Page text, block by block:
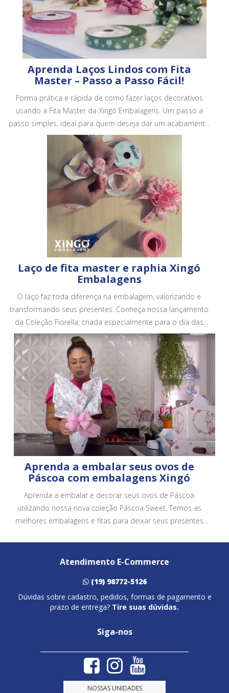
Aprenda Laços Lindos com Fita
Master – Passo a Passo Fácil!
Forma prática e rápida de como fazer laços decorativos
usando a Fita Master da Xingó Embalagens. Um passo a
passo simples, ideal para quem deseja dar um acabamento
mais bonito e profissional em embalagens, cestas e
presentes.
Laço de fita master e raphia Xingó
Embalagens
O laço faz toda diferença na embalagem, valorizando e
transformando seus presentes. Conheça nossa lançamento
da Coleção Fiorella, criada especialmente para o dia das
mães. Conheça todos os nossos produtos em no site.
Aprenda a embalar seus ovos de
Páscoa com embalagens Xingó
Aprenda a embalar e decorar seus ovos de Páscoa
utilizando nossa nova coleção Páscoa Sweet. Temos as
melhores embalagens e fitas para deixar seus presentes
Atendimento E-Commerce
(19) 98772-5126
Dúvidas sobre cadastro, pedidos, formas de pagamento e
prazo de entrega? Tire suas dúvidas.
Siga-nos
NOSSAS UNIDADES